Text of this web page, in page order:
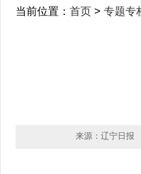
当前位置： 首页 > 专题专
来源：辽宁日报